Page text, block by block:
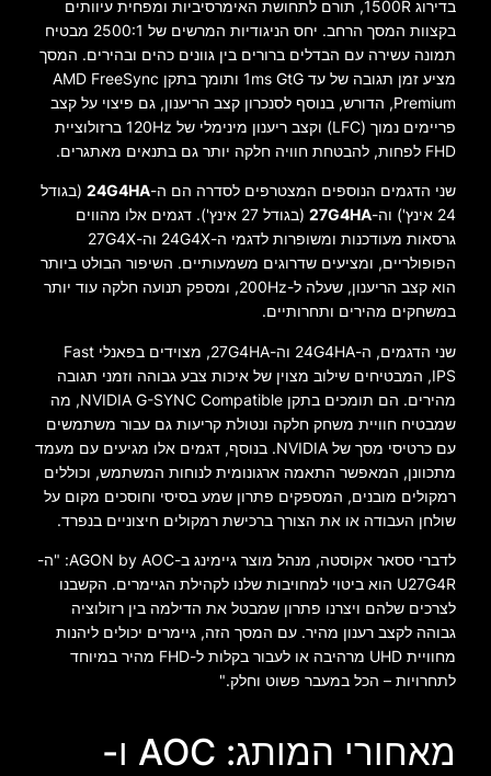
בדירוג 1500R, תורם לתחושת האימרסיביות ומפחית עיוותים
בקצוות המסך הרחב. יחס הניגודיות המרשים של 2500:1 מבטיח
תמונה עשירה עם הבדלים ברורים בין גוונים כהים ובהירים. המסך
מציע זמן תגובה של עד 1ms GtG ותומך בתקן AMD FreeSync
Premium, הדורש, בנוסף לסנכרון קצב הריענון, גם פיצוי על קצב
פריימים נמוך (LFC) וקצב ריענון מינימלי של 120Hz ברזולוציית
FHD לפחות, להבטחת חוויה חלקה יותר גם בתנאים מאתגרים.
שני הדגמים הנוספים המצטרפים לסדרה הם ה-24G4HA (בגודל
24 אינץ') וה-
27G4HA
(בגודל 27 אינץ'). דגמים אלו מהווים
גרסאות מעודכנות ומשופרות לדגמי ה-24G4X וה-27G4X
הפופולריים, ומציעים שדרוגים משמעותיים. השיפור הבולט ביותר
הוא קצב הריענון, שעלה ל-200Hz, ומספק תנועה חלקה עוד יותר
במשחקים מהירים ותחרותיים.
שני הדגמים, ה-24G4HA וה-27G4HA, מצוידים בפאנלי Fast
IPS, המבטיחים שילוב מצוין של איכות צבע גבוהה וזמני תגובה
מהירים. הם תומכים בתקן NVIDIA G-SYNC Compatible, מה
שמבטיח חוויית משחק חלקה ונטולת קריעות גם עבור משתמשים
עם כרטיסי מסך של NVIDIA. בנוסף, דגמים אלו מגיעים עם מעמד
מתכוונן, המאפשר התאמה ארגונומית לנוחות המשתמש, וכוללים
רמקולים מובנים, המספקים פתרון שמע בסיסי וחוסכים מקום על
שולחן העבודה או את הצורך ברכישת רמקולים חיצוניים בנפרד.
לדברי ססאר אקוסטה, מנהל מוצר גיימינג ב-AGON by AOC: "ה-
U27G4R הוא ביטוי למחויבות שלנו לקהילת הגיימרים. הקשבנו
לצרכים שלהם ויצרנו פתרון שמבטל את הדילמה בין רזולוציה
גבוהה לקצב רענון מהיר. עם המסך הזה, גיימרים יכולים ליהנות
מחוויית UHD מרהיבה או לעבור בקלות ל-FHD מהיר במיוחד
לתחרויות – הכל במעבר פשוט וחלק."
מאחורי המותג: AOC ו-